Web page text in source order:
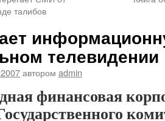
талибов
телевидении
автором admin
финансовая